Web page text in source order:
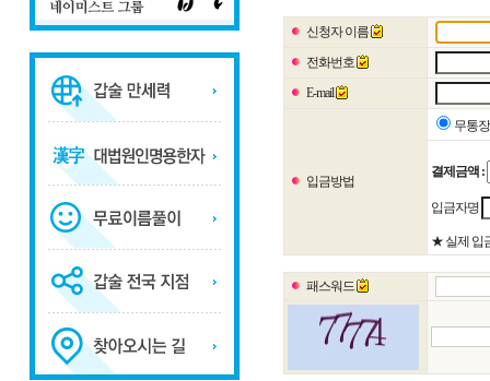
신청자 이름
전화번호
E-mail
입금방법
무통
결제금액 :
입금자명
★ 실제 입
패스워드